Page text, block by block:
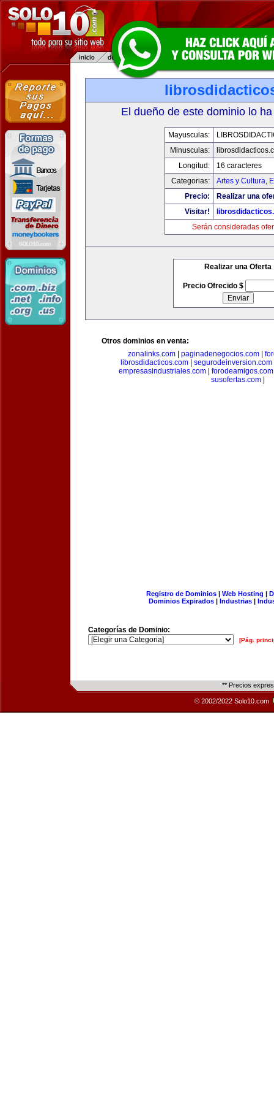
El dueño de este dominio lo
Mayusculas:
Minusculas:
Longitud:
16 caracteres
Categorias:
Artes y Cultura,
Precio:
Realizar una
Visitar!
Serán consideradas
Realizar una Oferta
Precio Ofrecido $
Otros dominios en venta:
zonalinks.com| paginadenegocios.com|
librosdidacticos.com| segurodeinversion.com
empresasindustriales.com| forodeamigos.com
susofertas.com
Registro de Dominios| Web Hosting |
Dominios Expirados | Industrias |
Categorías de Dominio:
[Pág.
** Precios
© 2002/2022 Solo10.com